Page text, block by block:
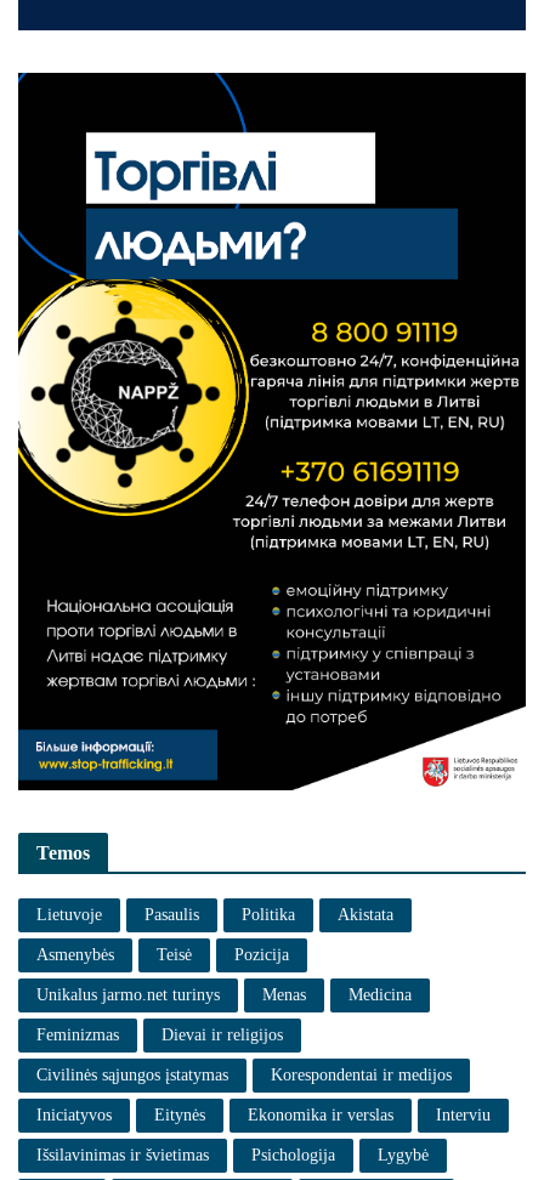
Temos
Lietuvoje Pasaulis Politika Akistata
Asmenybės Teisė Pozicija
Unikalus jarmo.net turinys Menas Medicina
Feminizmas Dievai ir religijos
Civilinės sąjungos įstatymas Korespondentai ir medijos
Iniciatyvos Eitynės Ekonomika ir verslas Interviu
Išsilavinimas ir švietimas Psichologija Lygybė